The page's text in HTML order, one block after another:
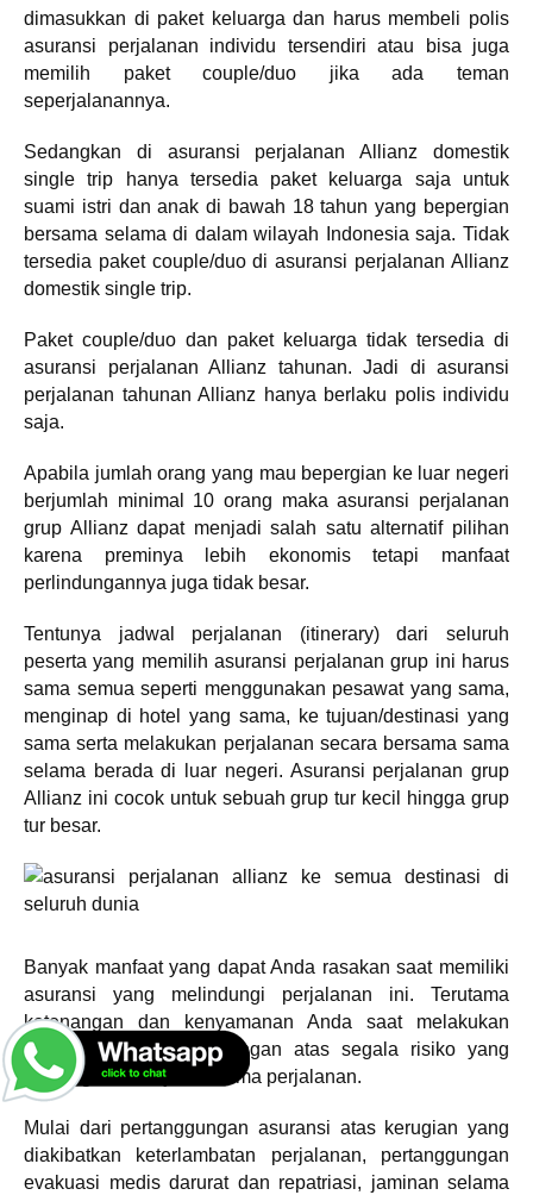
dimasukkan di paket keluarga dan harus membeli polis
asuransi perjalanan individu tersendiri atau bisa juga
memilih paket couple/duo jika ada teman
seperjalanannya.
Sedangkan di asuransi perjalanan Allianz domestik
single trip hanya tersedia paket keluarga saja untuk
suami istri dan anak di bawah 18 tahun yang bepergian
bersama selama di dalam wilayah Indonesia saja. Tidak
tersedia paket couple/duo di asuransi perjalanan Allianz
domestik single trip.
Paket couple/duo dan paket keluarga tidak tersedia di
asuransi perjalanan Allianz tahunan. Jadi di asuransi
perjalanan tahunan Allianz hanya berlaku polis individu
saja.
Apabila jumlah orang yang mau bepergian ke luar negeri
berjumlah minimal 10 orang maka asuransi perjalanan
grup Allianz dapat menjadi salah satu alternatif pilihan
karena preminya lebih ekonomis tetapi manfaat
perlindungannya juga tidak besar.
Tentunya jadwal perjalanan (itinerary) dari seluruh
peserta yang memilih asuransi perjalanan grup ini harus
sama semua seperti menggunakan pesawat yang sama,
menginap di hotel yang sama, ke tujuan/destinasi yang
sama serta melakukan perjalanan secara bersama sama
selama berada di luar negeri. Asuransi perjalanan grup
Allianz ini cocok untuk sebuah grup tur kecil hingga grup
tur besar.
Banyak manfaat yang dapat Anda rasakan saat memiliki
asuransi yang melindungi perjalanan ini. Terutama
ketenangan dan kenyamanan Anda saat melakukan
perjalanan dan perlindungan atas segala risiko yang
kemungkinan terjadi selama perjalanan.
Mulai dari pertanggungan asuransi atas kerugian yang
diakibatkan keterlambatan perjalanan, pertanggungan
evakuasi medis darurat dan repatriasi, jaminan selama